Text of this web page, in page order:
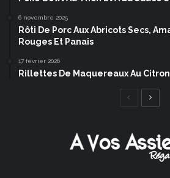
6 novembre 2025
Rôti De Porc Aux Abricots Secs,
Rouges Et Panais
17 février 2026
Rillettes De Maquereaux Au Citron
Page